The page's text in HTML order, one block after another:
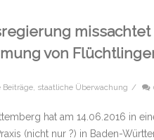
von
Beiträge staatliche Überwachung /
hat am 14.06.2016 in
(nicht nur ?) in Baden-